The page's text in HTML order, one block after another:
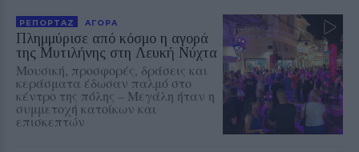
ΡΕΠΟΡΤΑΖ ΑΓΟΡΑ
Πλημμύρισε από κόσμο η αγορά
της Μυτιλήνης στη Λευκή Νύχτα
Μουσική, προσφορές, δράσεις και
κεράσματα έδωσαν παλμό στο
κέντρο της πόλης – Μεγάλη ήταν η
συμμετοχή κατοίκων και
επισκεπτών